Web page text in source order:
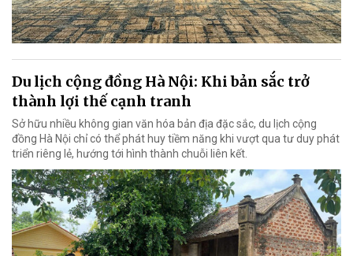
Du lịch cộng đồng Hà Nội: Khi bản sắc trở
thành lợi thế cạnh tranh
Sở hữu nhiều không gian văn hóa bản địa đặc sắc, du lịch cộng
đồng Hà Nội chỉ có thể phát huy tiềm năng khi vượt qua tư duy phát
triển riêng lẻ, hướng tới hình thành chuỗi liên kết.